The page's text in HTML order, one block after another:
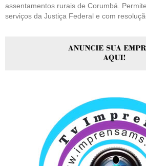
assentamentos rurais de Corumbá.
serviços da Justiça Federal e com